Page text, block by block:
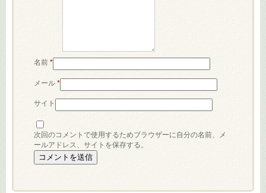
名前*
メール*
サイト
次回のコメントで使用するためブラウザーに自分の名前、メ
ールアドレス、サイトを保存する。